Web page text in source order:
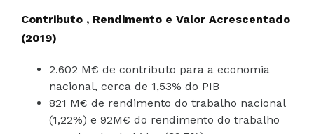
Contributo , Rendimento e Valor Acrescentado
(2019)
2.602 M€ de contributo para a economia
nacional, cerca de 1,53% do PIB
821 M€ de rendimento do trabalho nacional
(1,22%) e 92M€ do rendimento do trabalho